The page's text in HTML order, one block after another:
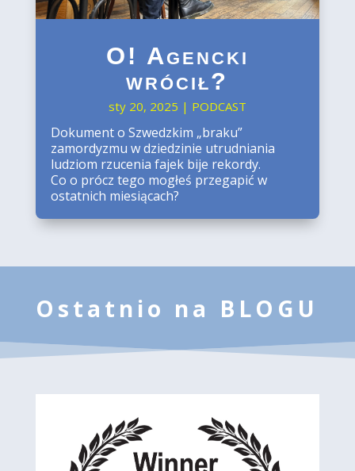
O! Agencki
wrócił?
sty 20, 2025 | PODCAST
Dokument o Szwedzkim „braku”
zamordyzmu w dziedzinie utrudniania
ludziom rzucenia fajek bije rekordy.
Co o prócz tego mogłeś przegapić w
ostatnich miesiącach?
Ostatnio na BLOGU